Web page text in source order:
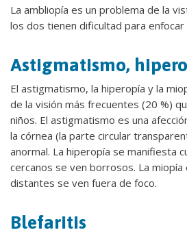
La ambliopía es un problema de la
los dos tienen dificultad para
Astigmatismo,
El astigmatismo, la hiperopía y la
de la visión más frecuentes (20 %)
niños. El astigmatismo es una
la córnea (la parte circular
anormal. La hiperopía se manifiesta
cercanos se ven borrosos. La
distantes se ven fuera de foco.
Blefaritis